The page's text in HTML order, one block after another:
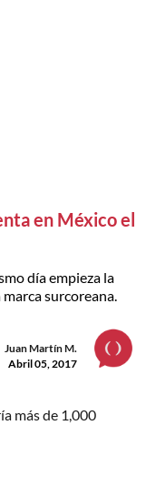
en México el
día empieza la
surcoreana.
Juan Martín M.
Abril 05, 2017